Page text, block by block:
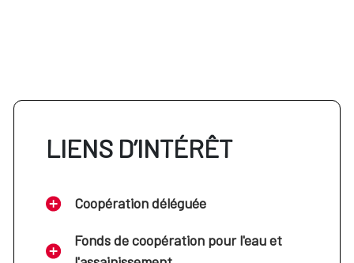
LIENS D’INTÉRÊT
Coopération déléguée
Fonds de coopération pour l'eau et